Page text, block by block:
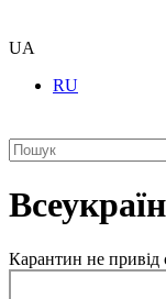
UA
RU
Карантин не привід